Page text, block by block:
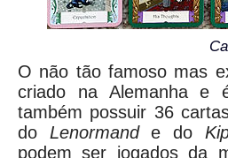
O não tão famoso mas
criado na Alemanha e
também possuir 36
do Lenormande do
podem ser jogados da